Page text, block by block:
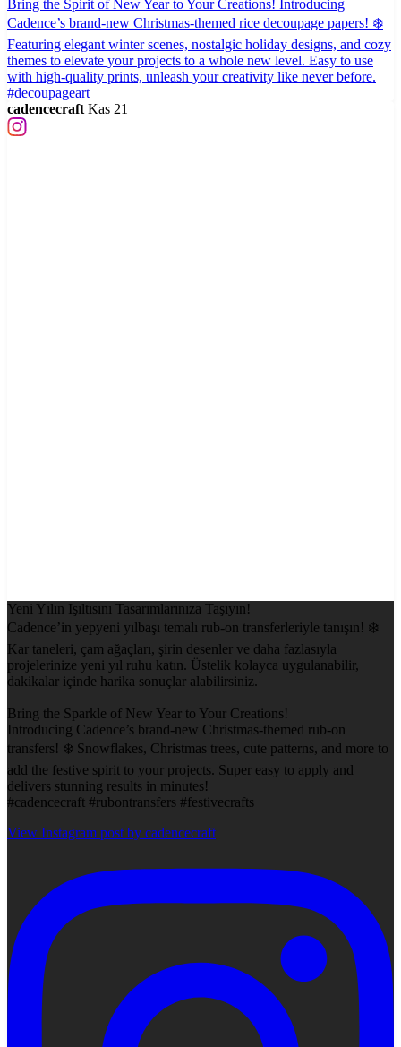
cadencecraft Kas 21
Yeni Yılın Işıltısını Tasarımlarınıza Taşıyın!
Cadence’in yepyeni yılbaşı temalı rub-on transferleriyle tanışın! ❄️
Kar taneleri, çam ağaçları, şirin desenler ve daha fazlasıyla
projelerinize yeni yıl ruhu katın. Üstelik kolayca uygulanabilir,
dakikalar içinde harika sonuçlar alabilirsiniz.
Bring the Sparkle of New Year to Your Creations!
Introducing Cadence’s brand-new Christmas-themed rub-on
transfers! ❄️ Snowflakes, Christmas trees, cute patterns, and more to
add the festive spirit to your projects. Super easy to apply and
delivers stunning results in minutes!
#cadencecraft #rubontransfers #festivecrafts
View Instagram post by cadencecraft